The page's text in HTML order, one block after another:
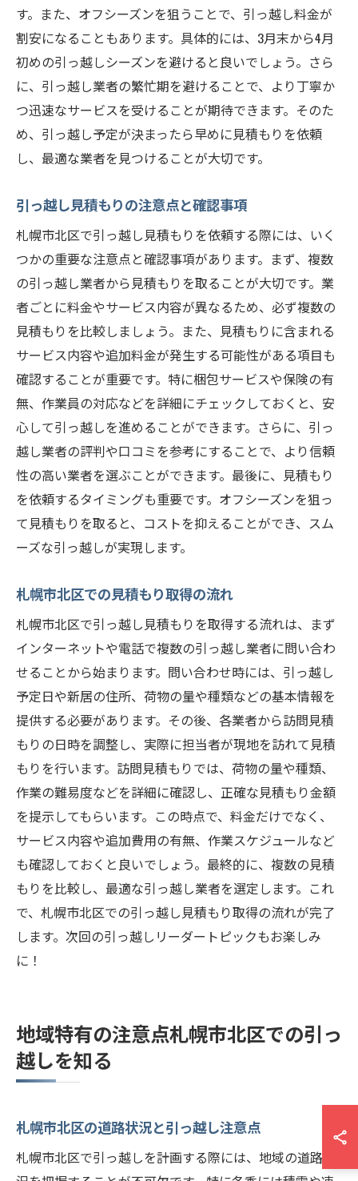
す。また、オフシーズンを狙うことで、引っ越し料金が
割安になることもあります。具体的には、3月末から4月
初めの引っ越しシーズンを避けると良いでしょう。さら
に、引っ越し業者の繁忙期を避けることで、より丁寧か
つ迅速なサービスを受けることが期待できます。そのた
め、引っ越し予定が決まったら早めに見積もりを依頼
し、最適な業者を見つけることが大切です。
引っ越し見積もりの注意点と確認事項
札幌市北区で引っ越し見積もりを依頼する際には、いく
つかの重要な注意点と確認事項があります。まず、複数
の引っ越し業者から見積もりを取ることが大切です。業
者ごとに料金やサービス内容が異なるため、必ず複数の
見積もりを比較しましょう。また、見積もりに含まれる
サービス内容や追加料金が発生する可能性がある項目も
確認することが重要です。特に梱包サービスや保険の有
無、作業員の対応などを詳細にチェックしておくと、安
心して引っ越しを進めることができます。さらに、引っ
越し業者の評判や口コミを参考にすることで、より信頼
性の高い業者を選ぶことができます。最後に、見積もり
を依頼するタイミングも重要です。オフシーズンを狙っ
て見積もりを取ると、コストを抑えることができ、スム
ーズな引っ越しが実現します。
札幌市北区での見積もり取得の流れ
札幌市北区で引っ越し見積もりを取得する流れは、まず
インターネットや電話で複数の引っ越し業者に問い合わ
せることから始まります。問い合わせ時には、引っ越し
予定日や新居の住所、荷物の量や種類などの基本情報を
提供する必要があります。その後、各業者から訪問見積
もりの日時を調整し、実際に担当者が現地を訪れて見積
もりを行います。訪問見積もりでは、荷物の量や種類、
作業の難易度などを詳細に確認し、正確な見積もり金額
を提示してもらいます。この時点で、料金だけでなく、
サービス内容や追加費用の有無、作業スケジュールなど
も確認しておくと良いでしょう。最終的に、複数の見積
もりを比較し、最適な引っ越し業者を選定します。これ
で、札幌市北区での引っ越し見積もり取得の流れが完了
します。次回の引っ越しリーダートピックもお楽しみ
に！
地域特有の注意点札幌市北区での引っ
越しを知る
札幌市北区の道路状況と引っ越し注意点
札幌市北区で引っ越しを計画する際には、地域の道路状